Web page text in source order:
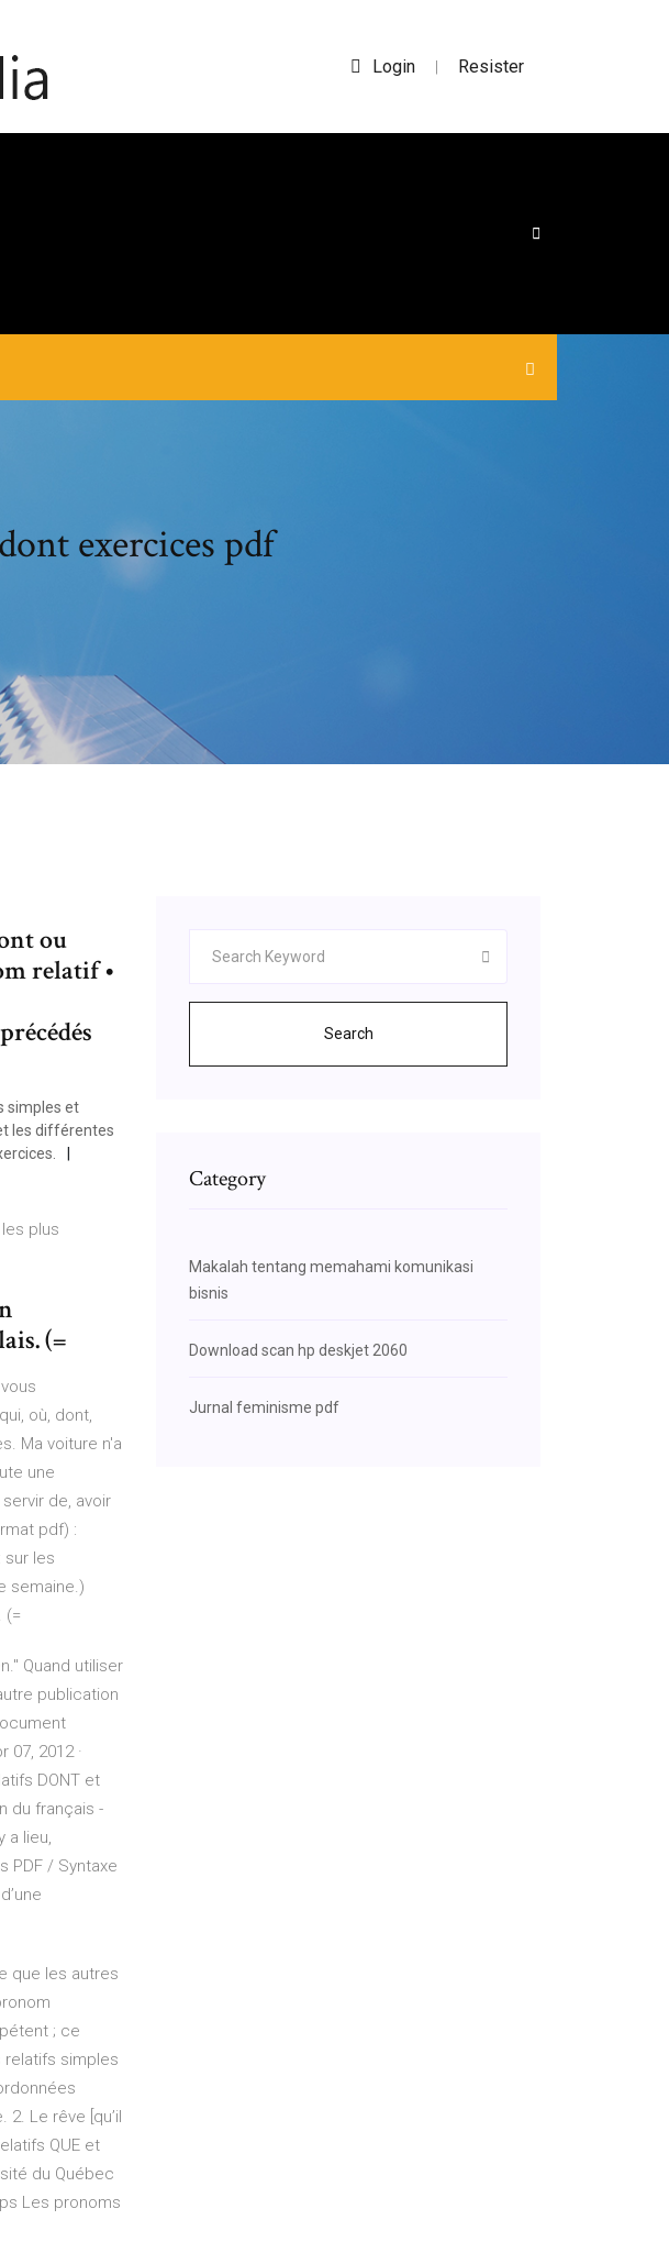
Login | Resister
exercices pdf
ou
relatif •
simples et
les différentes
plus
(=
où, dont,
Ma voiture n'a
une
de, avoir
pdf) :
sur les
semaine.)
(=
Quand utiliser
publication
07, 2012 ·
DONT et
du français -
a lieu,
PDF / Syntaxe
que les autres
; ce
simples
Le rêve [qu’il
QUE et
du Québec
Les pronoms
Search
Category
Makalah tentang memahami komunikasi
bisnis
Download scan hp deskjet 2060
Jurnal feminisme pdf